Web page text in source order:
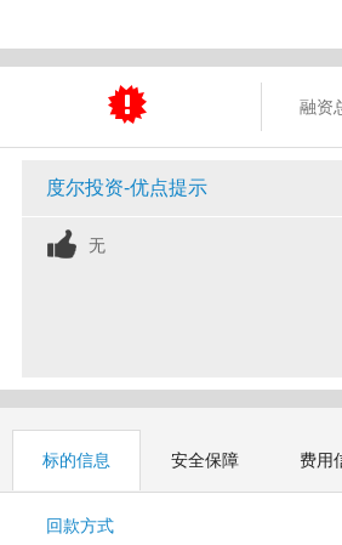
融资
度尔投资-优点提示
无
标的信息 安全保障 费用
回款方式